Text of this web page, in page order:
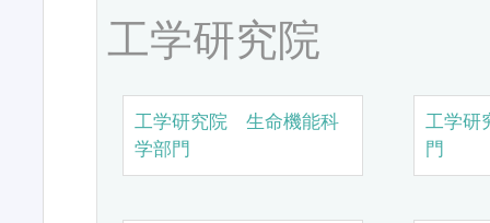
工学研究院
工学研究院 生命機能科
学部門
工学研
門